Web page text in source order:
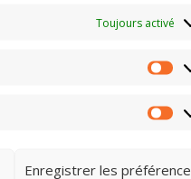
Toujours activé
Enregistrer les